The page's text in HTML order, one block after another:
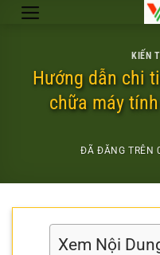
Chuyển
KIẾN
Hướng dẫn chi
chữa máy
ĐÃ ĐĂNG TRÊN
Xem Nội